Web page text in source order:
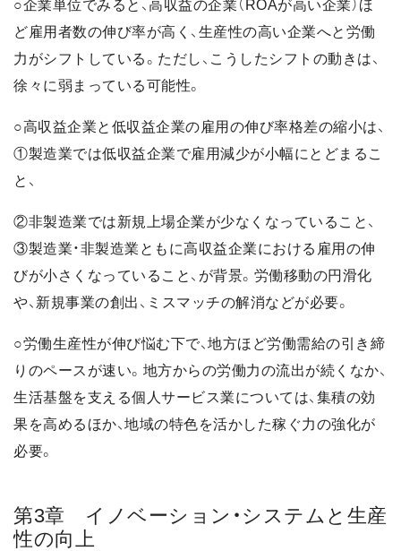
○企業単位でみると、高収益の企業（ROAが高い企業）ほ
ど雇用者数の伸び率が高く、生産性の高い企業へと労働
力がシフトしている。ただし、こうしたシフトの動きは、
徐々に弱まっている可能性。
○高収益企業と低収益企業の雇用の伸び率格差の縮小は、
①製造業では低収益企業で雇用減少が小幅にとどまるこ
と、
②非製造業では新規上場企業が少なくなっていること、
③製造業・非製造業ともに高収益企業における雇用の伸
びが小さくなっていること、が背景。労働移動の円滑化
や、新規事業の創出、ミスマッチの解消などが必要。
○労働生産性が伸び悩む下で、地方ほど労働需給の引き締
りのペースが速い。地方からの労働力の流出が続くなか、
生活基盤を支える個人サービス業については、集積の効
果を高めるほか、地域の特色を活かした稼ぐ力の強化が
必要。
第3章 イノベーション・システムと生産
性の向上